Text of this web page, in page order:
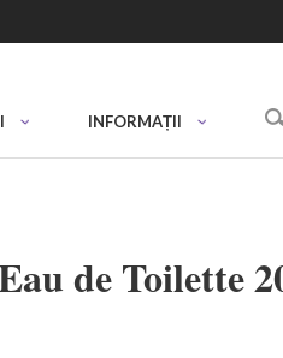
INFORMAȚII
de Toilette